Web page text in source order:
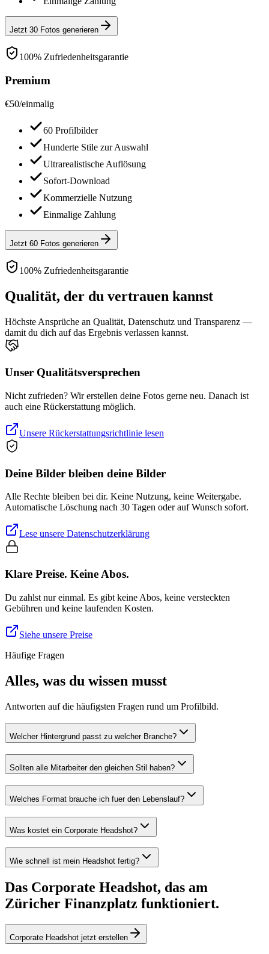
Jetzt 30 Fotos generieren
100% Zufriedenheitsgarantie
Premium
€50/einmalig
60 Profilbilder
Hunderte Stile zur Auswahl
Ultrarealistische Auflösung
Sofort-Download
Kommerzielle Nutzung
Einmalige Zahlung
Jetzt 60 Fotos generieren
100% Zufriedenheitsgarantie
Qualität, der du vertrauen kannst
Höchste Ansprüche an Qualität, Datenschutz und Transparenz —
damit du dich auf das Ergebnis verlassen kannst.
Unser Qualitätsversprechen
Nicht zufrieden? Wir erstellen deine Fotos gerne neu. Danach ist
auch eine Rückerstattung möglich.
Unsere Rückerstattungsrichtlinie lesen
Deine Bilder bleiben deine Bilder
Alle Rechte bleiben bei dir. Keine Nutzung, keine Weitergabe.
Automatische Löschung nach 30 Tagen oder auf Wunsch sofort.
Lese unsere Datenschutzerklärung
Klare Preise. Keine Abos.
Du zahlst nur einmal. Es gibt keine Abos, keine versteckten
Gebühren und keine laufenden Kosten.
Siehe unsere Preise
Häufige Fragen
Alles, was du wissen musst
Antworten auf die häufigsten Fragen rund um Profilbild.
Welcher Hintergrund passt zu welcher Branche?
Sollten alle Mitarbeiter den gleichen Stil haben?
Welches Format brauche ich fuer den Lebenslauf?
Was kostet ein Corporate Headshot?
Wie schnell ist mein Headshot fertig?
Das Corporate Headshot, das am
Züricher Finanzplatz funktioniert.
Corporate Headshot jetzt erstellen